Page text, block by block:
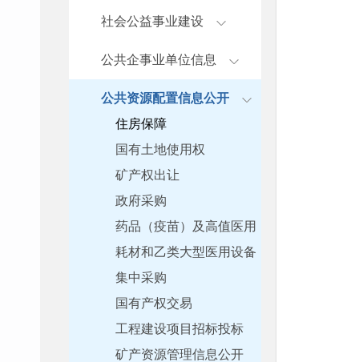
社会公益事业建设
公共企事业单位信息
公共资源配置信息公开
住房保障
国有土地使用权
矿产权出让
政府采购
药品（疫苗）及高值医用
耗材和乙类大型医用设备
集中采购
国有产权交易
工程建设项目招标投标
矿产资源管理信息公开